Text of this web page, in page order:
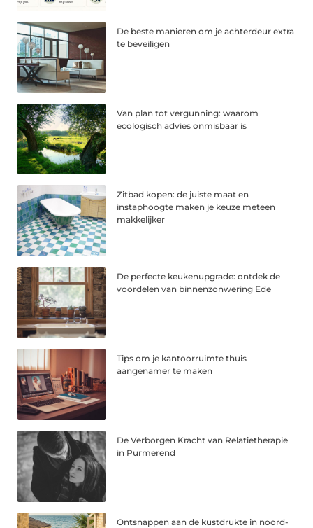
De beste manieren om je achterdeur extra
te beveiligen
Van plan tot vergunning: waarom
ecologisch advies onmisbaar is
Zitbad kopen: de juiste maat en
instaphoogte maken je keuze meteen
makkelijker
De perfecte keukenupgrade: ontdek de
voordelen van binnenzonwering Ede
Tips om je kantoorruimte thuis
aangenamer te maken
De Verborgen Kracht van Relatietherapie
in Purmerend
Ontsnappen aan de kustdrukte in noord-